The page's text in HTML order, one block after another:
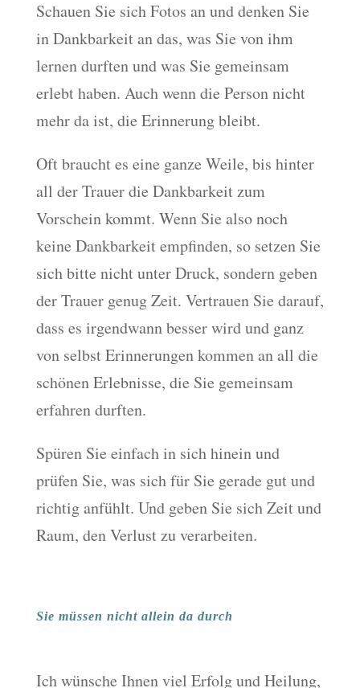
Schauen Sie sich Fotos an und denken Sie
in Dankbarkeit an das, was Sie von ihm
lernen durften und was Sie gemeinsam
erlebt haben. Auch wenn die Person nicht
mehr da ist, die Erinnerung bleibt.
Oft braucht es eine ganze Weile, bis hinter
all der Trauer die Dankbarkeit zum
Vorschein kommt. Wenn Sie also noch
keine Dankbarkeit empfinden, so setzen Sie
sich bitte nicht unter Druck, sondern geben
der Trauer genug Zeit. Vertrauen Sie darauf,
dass es irgendwann besser wird und ganz
von selbst Erinnerungen kommen an all die
schönen Erlebnisse, die Sie gemeinsam
erfahren durften.
Spüren Sie einfach in sich hinein und
prüfen Sie, was sich für Sie gerade gut und
richtig anfühlt. Und geben Sie sich Zeit und
Raum, den Verlust zu verarbeiten.
Sie müssen nicht allein da durch
Ich wünsche Ihnen viel Erfolg und Heilung,